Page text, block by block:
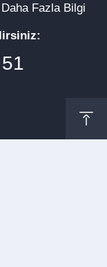
Fazla Bilgi